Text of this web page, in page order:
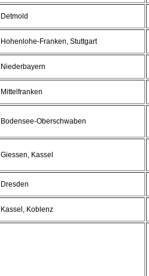
Detmold
Hohenlohe-Franken, Stuttgart
Niederbayern
Mittelfranken
Bodensee-Oberschwaben
Giessen, Kassel
Dresden
Kassel, Koblenz